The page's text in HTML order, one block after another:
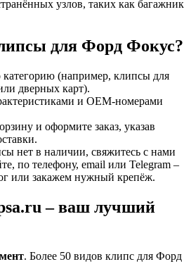
узлов, таких как багажник
для Форд Фокус?
(например, клипсы для
дверных карт).
и OEM-номерами
и оформите заказ, указав
нет в наличии, свяжитесь с нами
по телефону, email или Telegram –
или закажем нужный крепёж.
– ваш лучший
. Более 50 видов клипс для Форд